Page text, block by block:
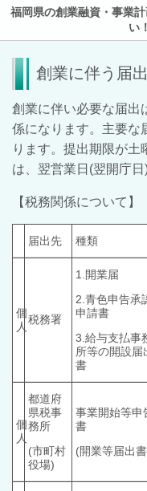
福岡県の創業融資・事業
い！
創業に伴う届
創業に伴い必要な届出
係になります。主要な
ります。提出期限が土
は、翌営業日(翌開庁日
【税務関係について】
届出先 種類
個
人
税務署
1.開業届
2.青色申告承
申請書
3.給与支払事
所等の開設届
書
個
人
都道府
県税事
務所
(市町村
役場)
事業開始等申
書
(開業等届出